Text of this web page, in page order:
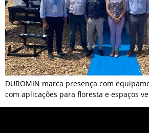
DUROMIN marca presença com
com aplicações para floresta e espaços